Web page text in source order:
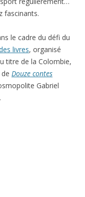
fascinants.
le cadre du défi du
livres, organisé
titre de la Colombie,
Douze contes
Gabriel